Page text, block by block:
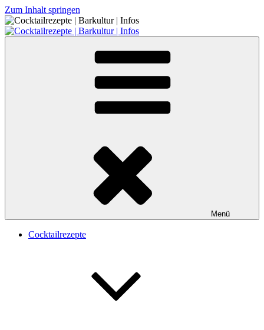
Zum Inhalt springen
Cocktailrezepte | Barkultur | Infos
Menü
Cocktailrezepte